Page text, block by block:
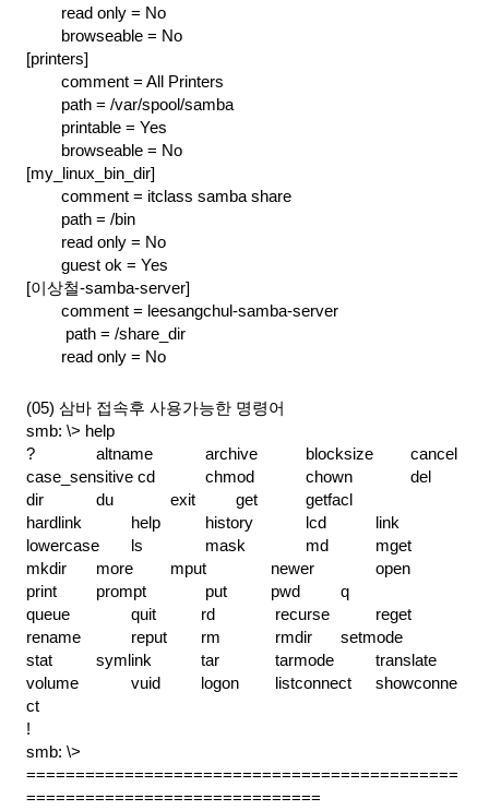
read only = No
browseable = No
[printers]
comment = All Printers
path = /var/spool/samba
printable = Yes
browseable = No
[my_linux_bin_dir]
comment = itclass samba share
path = /bin
read only = No
guest ok = Yes
[이상철-samba-server]
comment = leesangchul-samba-server
path = /share_dir
read only = No
(05) 삼바 접속후 사용가능한 명령어
smb: \> help
?
altname archive blocksize
cancel
case_sensitive cd
chmod chown
del
dir
du exit get
getfacl
hardlink
help history lcd
link
lowercase
ls mask md
mget
mkdir
more mput newer
open
print
prompt put pwd
q
queue
quit rd recurse
reget
rename
reput rm rmdir
setmode
stat
symlink tar tarmode
translate
volume
vuid logon listconnect
showconne
ct
!
smb: \>
============================================
==============================